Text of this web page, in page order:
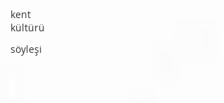
kent
kültürü
söyleşi